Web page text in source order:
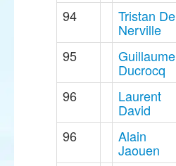
94 Tristan De
Nerville
95 Guillaume
Ducrocq
96 Laurent
David
96 Alain
Jaouen